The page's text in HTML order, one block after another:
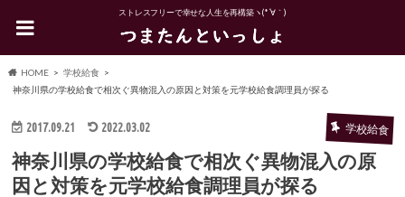
ストレスフリーで幸せな人生を再構築ヽ(*´∀｀)
HOME
学校給食
神奈川県の学校給食で相次ぐ異物混入の原因と対策を元学校給食調理員が探る
2017.09.21 2022.03.02 学校給食
神奈川県の学校給食で相次ぐ異物混入の原
因と対策を元学校給食調理員が探る